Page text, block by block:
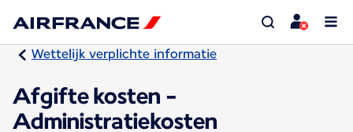
Wettelijk verplichte informatie
Afgifte kosten -
Administratiekosten